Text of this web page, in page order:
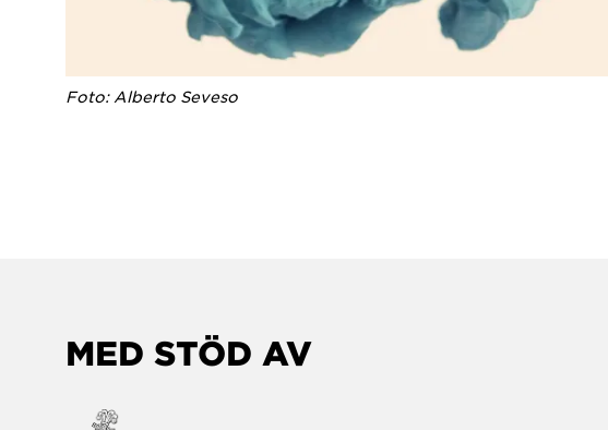
Foto: Alberto Seveso
MED STÖD AV